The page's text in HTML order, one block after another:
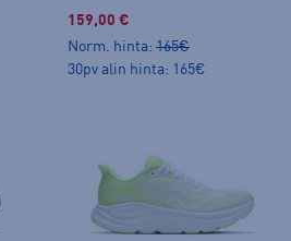
159,00 €
Norm. hinta: 165€
30pv alin hinta: 165€